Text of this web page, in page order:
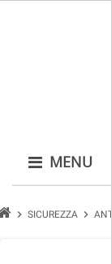
MENU
chevron_right SICUREZZA chevron_right